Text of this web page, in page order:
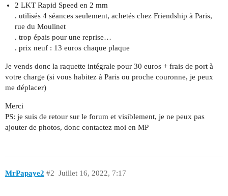
2 LKT Rapid Speed en 2 mm
. utilisés 4 séances seulement, achetés chez Friendship à Paris,
rue du Moulinet
. trop épais pour une reprise…
. prix neuf : 13 euros chaque plaque
Je vends donc la raquette intégrale pour 30 euros + frais de port à
votre charge (si vous habitez à Paris ou proche couronne, je peux
me déplacer)
Merci
PS: je suis de retour sur le forum et visiblement, je ne peux pas
ajouter de photos, donc contactez moi en MP
MrPapaye2 Juillet 16, 2022, 7:17
#2